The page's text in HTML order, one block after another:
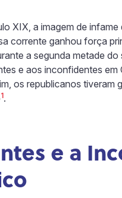
XIX, a imagem de
corrente ganhou força
a segunda metade
e aos inconfidentes
os republicanos
1.
e a